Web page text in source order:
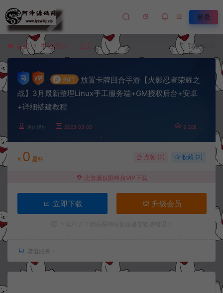
登录
首页 手游资源 正文 我要投稿
# 热门
放置卡牌回合手游【火影忍者荣耀之
战】3月最新整理Linux手工服务端+GM授权后台+安卓
+详细搭建教程
冷雨泽ღ 2023-03-05 5,308
¥ 0 星钻 点赞 (2) 收藏 (2)
此资源仅限终身VIP下载
立即下载 升级会员
增值服务：